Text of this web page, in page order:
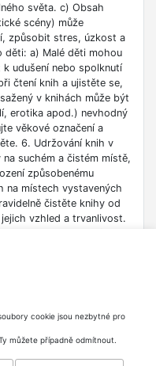
světa. c) Obsah
scény) může
způsobit stres, úzkost a
děti: a) Malé děti mohou
udušení nebo spolknutí
čtení knih a ujistěte se,
v knihách může být
erotika apod.) nevhodný
věkové označení a
6. Udržování knih v
suchém a čistém místě,
způsobenému
na místech vystavených
čistěte knihy od
vzhled a trvanlivost.
pozornost datu
se rychle
a dodržujte pravidla
a) Dodržujte autorská
cookie jsou nezbytné pro
můžete případně odmítnout.